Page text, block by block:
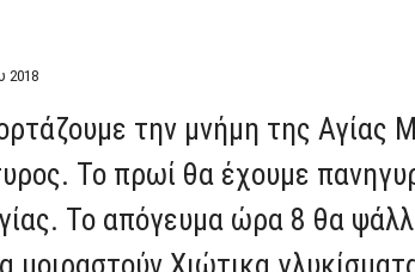
2018
την μνήμη της Αγίας
Το πρωί θα έχουμε
Το απόγευμα ώρα 8 θα
μοιραστούν Χιώτικα